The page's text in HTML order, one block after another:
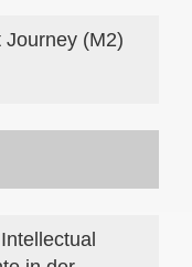
Journey (M2)